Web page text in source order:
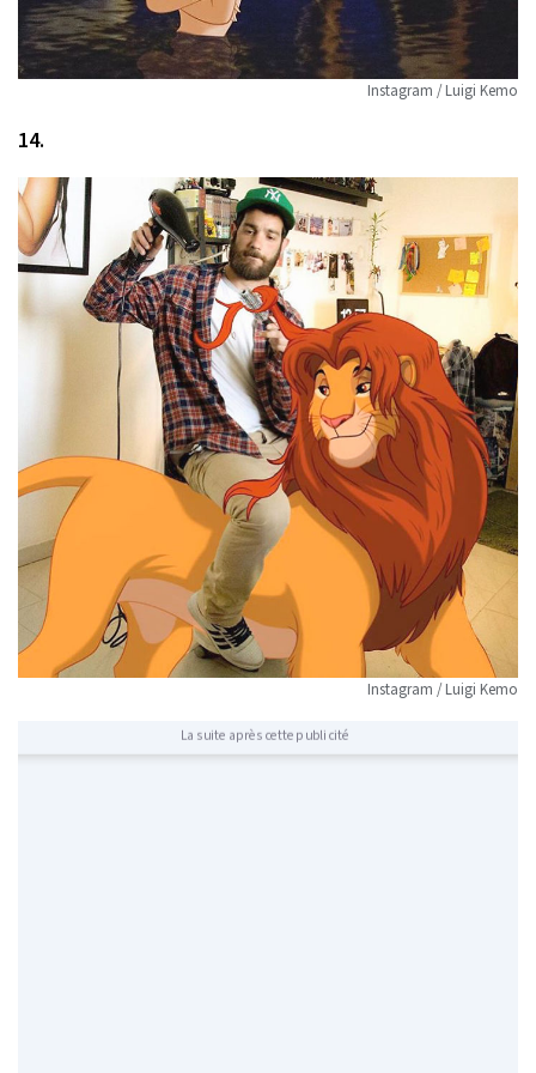
Instagram / Luigi Kemo
14.
Instagram / Luigi Kemo
La suite après cette publicité